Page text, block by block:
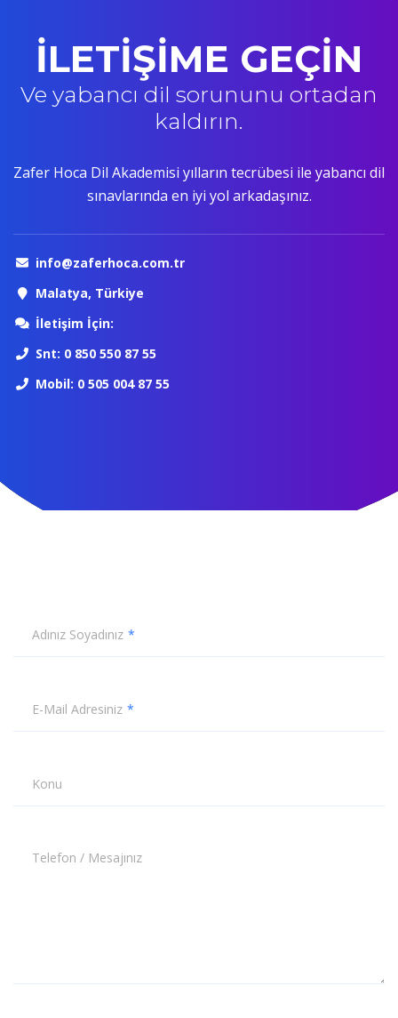
İLETİŞİME GEÇİN
Ve yabancı dil sorununu ortadan
kaldırın.
Zafer Hoca Dil Akademisi yılların tecrübesi ile yabancı dil
sınavlarında en iyi yol arkadaşınız.
info@zaferhoca.com.tr
Malatya, Türkiye
İletişim İçin:
Snt: 0 850 550 87 55
Mobil: 0 505 004 87 55
Adınız Soyadınız
E-Mail Adresiniz
Konu
Telefon / Mesajınız